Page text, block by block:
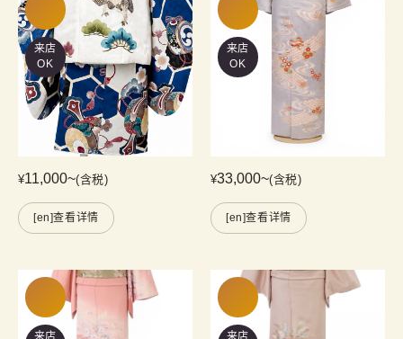
来店
OK
¥11,000~(含税)
[en]查看详情
来店
OK
¥33,000~(含税)
[en]查看详情